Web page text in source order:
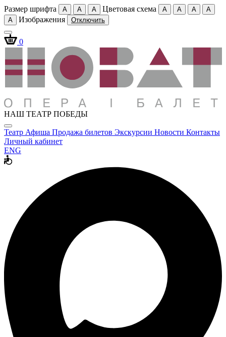
Размер шрифта A A A Цветовая схема A A A
A
A
Изображения Отключить
0
НАШ ТЕАТР ПОБЕДЫ
Театр Афиша Продажа билетов Экскурсии Новости Контакты
Личный кабинет
ENG